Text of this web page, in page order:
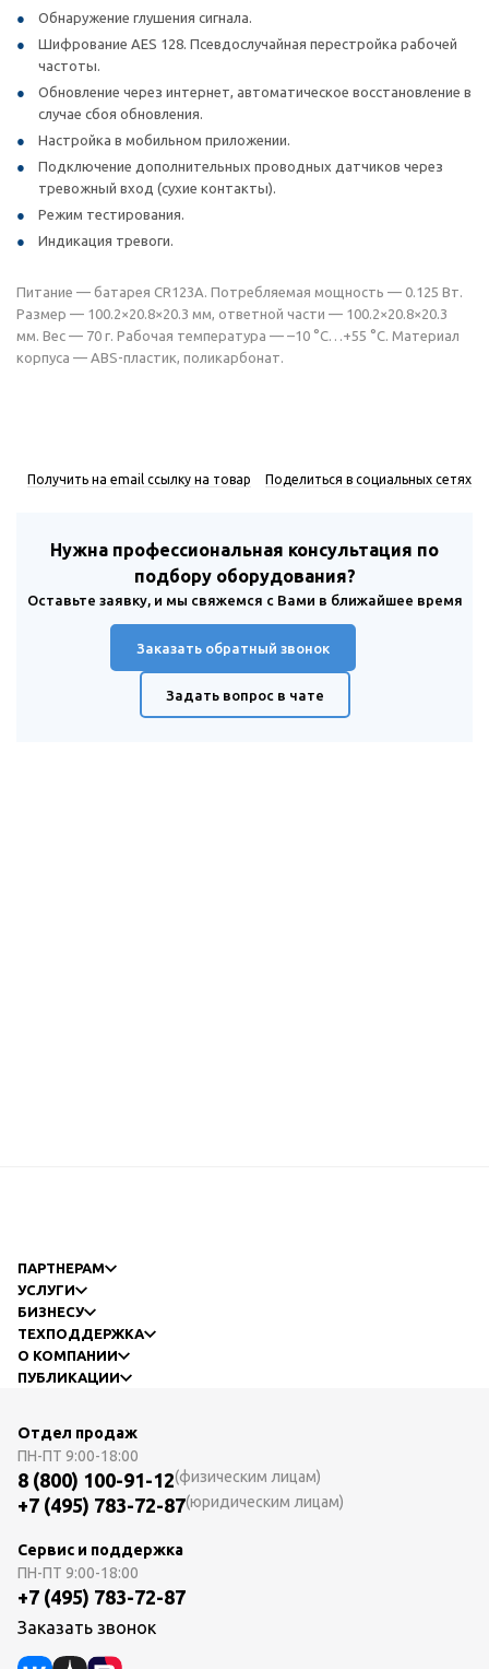
Обнаружение глушения сигнала.
Шифрование AES 128. Псевдослучайная перестройка рабочей
частоты.
Обновление через интернет, автоматическое восстановление в
случае сбоя обновления.
Настройка в мобильном приложении.
Подключение дополнительных проводных датчиков через
тревожный вход (сухие контакты).
Режим тестирования.
Индикация тревоги.
Питание — батарея CR123A. Потребляемая мощность — 0.125 Вт.
Размер — 100.2×20.8×20.3 мм, ответной части — 100.2×20.8×20.3
мм. Вес — 70 г. Рабочая температура — –10 °С…+55 °С. Материал
корпуса — ABS-пластик, поликарбонат.
Получить на email ссылку на товар Поделиться в социальных сетях
Нужна профессиональная консультация по
подбору оборудования?
Оставьте заявку, и мы свяжемся с Вами в ближайшее время
Заказать обратный звонок
Задать вопрос в чате
ПАРТНЕРАМ
УСЛУГИ
БИЗНЕСУ
ТЕХПОДДЕРЖКА
О КОМПАНИИ
ПУБЛИКАЦИИ
Отдел продаж
ПН-ПТ 9:00-18:00
8 (800) 100-91-12(физическим лицам)
+7 (495) 783-72-87(юридическим лицам)
Сервис и поддержка
ПН-ПТ 9:00-18:00
+7 (495) 783-72-87
Заказать звонок